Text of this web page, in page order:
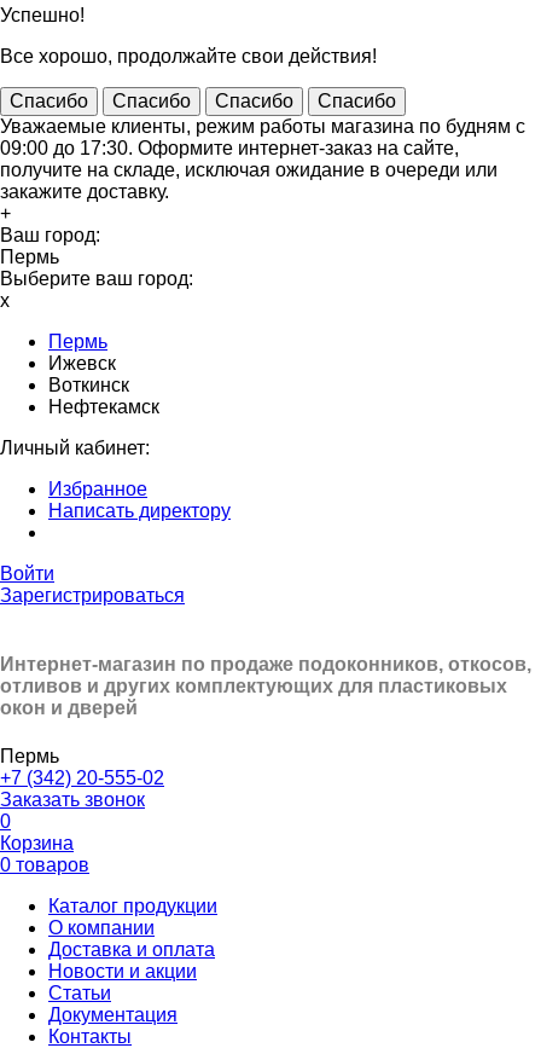
Успешно!
Все хорошо, продолжайте свои действия!
Спасибо Спасибо Спасибо
Спасибо
Уважаемые клиенты, режим работы магазина по будням с
09:00 до 17:30. Оформите интернет-заказ на сайте,
получите на складе, исключая ожидание в очереди или
закажите доставку.
+
Ваш город:
Пермь
Выберите ваш город:
x
Пермь
Ижевск
Воткинск
Нефтекамск
Личный кабинет:
Избранное
Написать директору
Войти
Зарегистрироваться
Интернет-магазин по продаже подоконников, откосов,
отливов и других комплектующих для пластиковых
окон и дверей
Пермь
+7 (342) 20-555-02
Заказать звонок
0
Корзина
0 товаров
Каталог продукции
О компании
Доставка и оплата
Новости и акции
Статьи
Документация
Контакты